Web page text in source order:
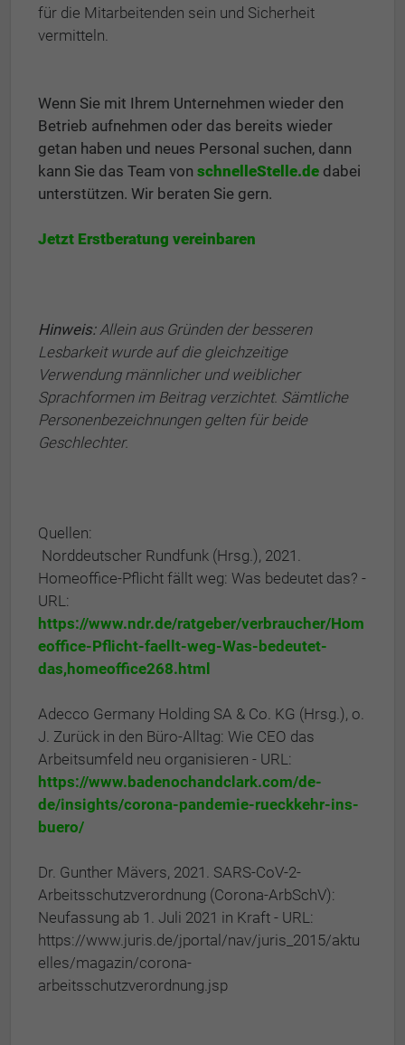
für die Mitarbeitenden sein und Sicherheit
vermitteln.
Wenn Sie mit Ihrem Unternehmen wieder den
Betrieb aufnehmen oder das bereits wieder
getan haben und neues Personal suchen, dann
kann Sie das Team von schnelleStelle.de dabei
unterstützen. Wir beraten Sie gern.
Jetzt Erstberatung vereinbaren
Hinweis:Allein aus Gründen der besseren
Lesbarkeit wurde auf die gleichzeitige
Verwendung männlicher und weiblicher
Sprachformen im Beitrag verzichtet. Sämtliche
Personenbezeichnungen gelten für beide
Geschlechter.
Quellen:
Norddeutscher Rundfunk (Hrsg.), 2021.
Homeoffice-Pflicht fällt weg: Was bedeutet das? -
URL:
https://www.ndr.de/ratgeber/verbraucher/Hom
eoffice-Pflicht-faellt-weg-Was-bedeutet-
das,homeoffice268.html
Adecco Germany Holding SA & Co. KG (Hrsg.), o.
J. Zurück in den Büro-Alltag: Wie CEO das
Arbeitsumfeld neu organisieren - URL:
https://www.badenochandclark.com/de-
de/insights/corona-pandemie-rueckkehr-ins-
buero/
Dr. Gunther Mävers, 2021. SARS-CoV-2-
Arbeitsschutzverordnung (Corona-ArbSchV):
Neufassung ab 1. Juli 2021 in Kraft - URL:
https://www.juris.de/jportal/nav/juris_2015/aktu
elles/magazin/corona-
arbeitsschutzverordnung.jsp